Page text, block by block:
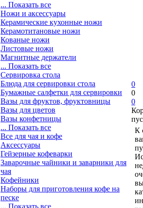
... Показать все
Ножи и аксессуары
Керамические кухонные ножи
Керамотитановые ножи
Кованые ножи
Листовые ножи
Магнитные держатели
... Показать все
Сервировка стола
Блюда для сервировки стола
Бумажные салфетки для сервировки
Вазы для фруктов, фруктовницы
Вазы для цветов
Вазы конфетницы
... Показать все
Все для чая и кофе
Аксессуары
Гейзерные кофеварки
Заварочные чайники и заварники для
чая
Кофейники
Наборы для приготовления кофе на
песке
... Показать все
0
0
0
К